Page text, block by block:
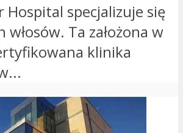
Hospital specjalizuje się
Ta założona w
klinika